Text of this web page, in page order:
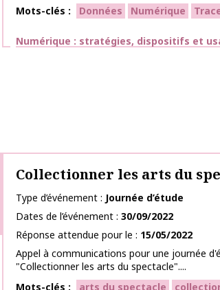
Mots-clés
Données Numérique
Thématiques
Numérique : stratégies, dispositifs et
Collectionner les arts du
Type d’événement
Journée d’étude
Dates de l’événement 30/09/2022
Réponse attendue pour le
15/05/2022
Appel à communications pour une journée
"Collectionner les arts du spectacle"....
Mots-clés
arts du spectacle